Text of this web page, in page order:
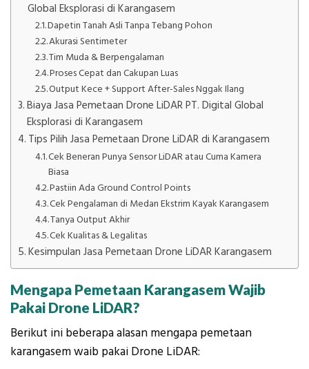
Global Eksplorasi di Karangasem
Dapetin Tanah Asli Tanpa Tebang Pohon
Akurasi Sentimeter
Tim Muda & Berpengalaman
Proses Cepat dan Cakupan Luas
Output Kece + Support After-Sales Nggak Ilang
Biaya Jasa Pemetaan Drone LiDAR PT. Digital Global
Eksplorasi di Karangasem
Tips Pilih Jasa Pemetaan Drone LiDAR di Karangasem
Cek Beneran Punya Sensor LiDAR atau Cuma Kamera
Biasa
Pastiin Ada Ground Control Points
Cek Pengalaman di Medan Ekstrim Kayak Karangasem
Tanya Output Akhir
Cek Kualitas & Legalitas
Kesimpulan Jasa Pemetaan Drone LiDAR Karangasem
Mengapa Pemetaan Karangasem Wajib
Pakai Drone LiDAR?
Berikut ini beberapa alasan mengapa pemetaan
karangasem waib pakai Drone LiDAR: